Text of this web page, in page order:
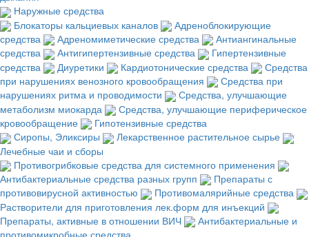
Наружные средства
Блокаторы кальциевых каналов
Адреноблокирующие
средства
Адреномиметические средства
Антиангинальные
средства
Антигипертензивные средства
Гипертензивные
средства
Диуретики Кардиотонические средства
Средства
при нарушениях венозного кровообращения
Средства при
нарушениях ритма и проводимости
Средства, улучшающие
метаболизм миокарда
Средства, улучшающие периферическое
кровообращение
Гипотензивные средства
Сиропы, Эликсиры
Лекарственное растительное сырье
Лечебные чаи и сборы
Противогрибковые средства для системного применения
Антибактериальные средства разных групп
Препараты с
противовирусной активностью
Противомалярийные средства
Растворители для приготовления лек.форм для инъекций
Препараты, активные в отношении ВИЧ
Антибактериальные и